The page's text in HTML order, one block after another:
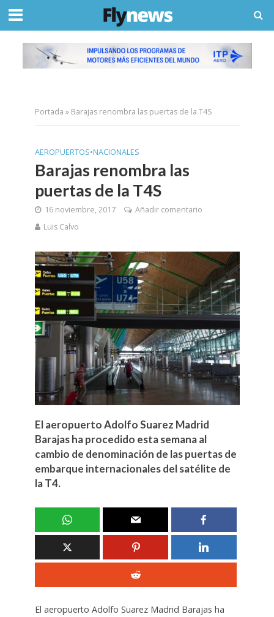
Portada » Barajas renombra las puertas de la T4S
AEROPUERTOS•NACIONALES
Barajas renombra las
puertas de la T4S
16 noviembre, 2017
Añadir comentario
Luis Calvo
El aeropuerto Adolfo Suarez Madrid
Barajas ha procedido esta semana al
cambio de denominación de las puertas de
embarque internacionales del satélite de
la T4.
El aeropuerto Adolfo Suarez Madrid Barajas ha